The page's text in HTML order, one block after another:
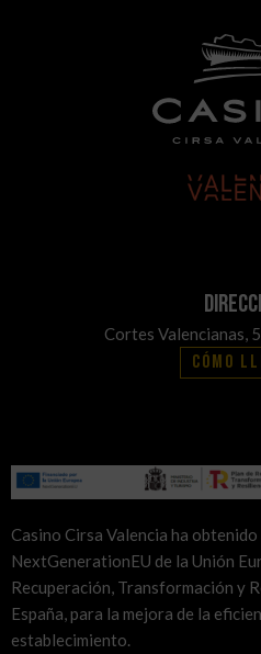
Cortes Valencianas,
Cómo
Casino Cirsa Valencia ha
NextGenerationEU de la Unión
Recuperación, Transformación y
España, para la mejora de la
establecimiento.